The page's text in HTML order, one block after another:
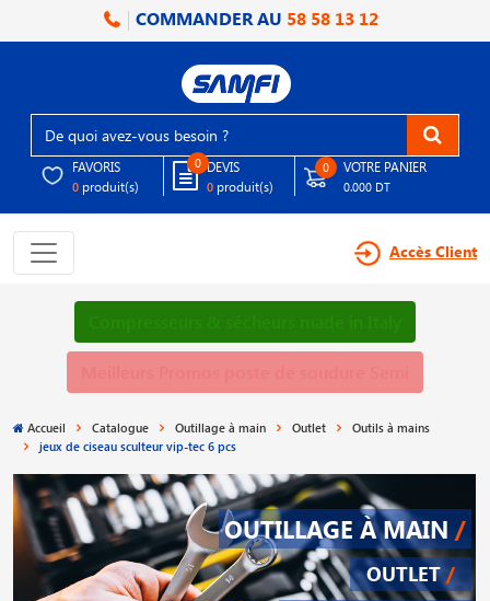
COMMANDER AU 58 58 13 12
FAVORIS
0 produit(s)
0 DEVIS
0 produit(s)
0 VOTRE PANIER
0.000 DT
Accès Client
Accueil Catalogue Outillage à main Outlet
Outils à mains
jeux de ciseau sculteur vip-tec 6 pcs
OUTILLAGE À MAIN /
OUTLET /